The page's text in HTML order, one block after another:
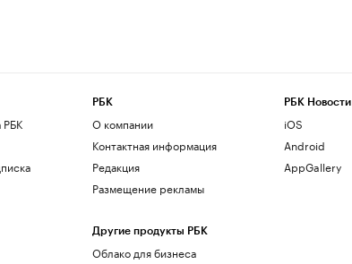
РБК
РБК
О компании
Контактная информация
Редакция
Размещение рекламы
Другие продукты РБК
Облако для бизнеса
РБК Новости
iOS
Android
AppGallery